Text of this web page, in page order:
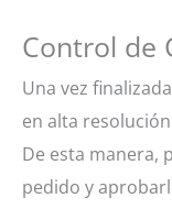
Control de
Una vez
en alta
De esta manera,
pedido y